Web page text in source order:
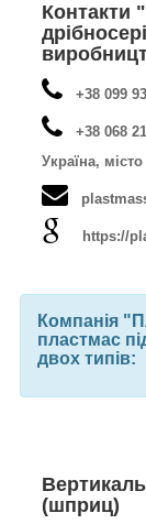
+38 099
+38 068
Україна,
https://
Компанія
пластмас
двох типів:
(шприц)